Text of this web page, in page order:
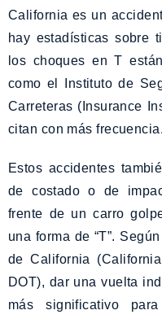
California es un
hay estadísticas sobre
los choques en T
como el Instituto de
Carreteras (Insurance
citan con más frecuencia.
Estos accidentes
de costado o de
frente de un carro
una forma de “T”.
de California
DOT), dar una vuelta
más significativo